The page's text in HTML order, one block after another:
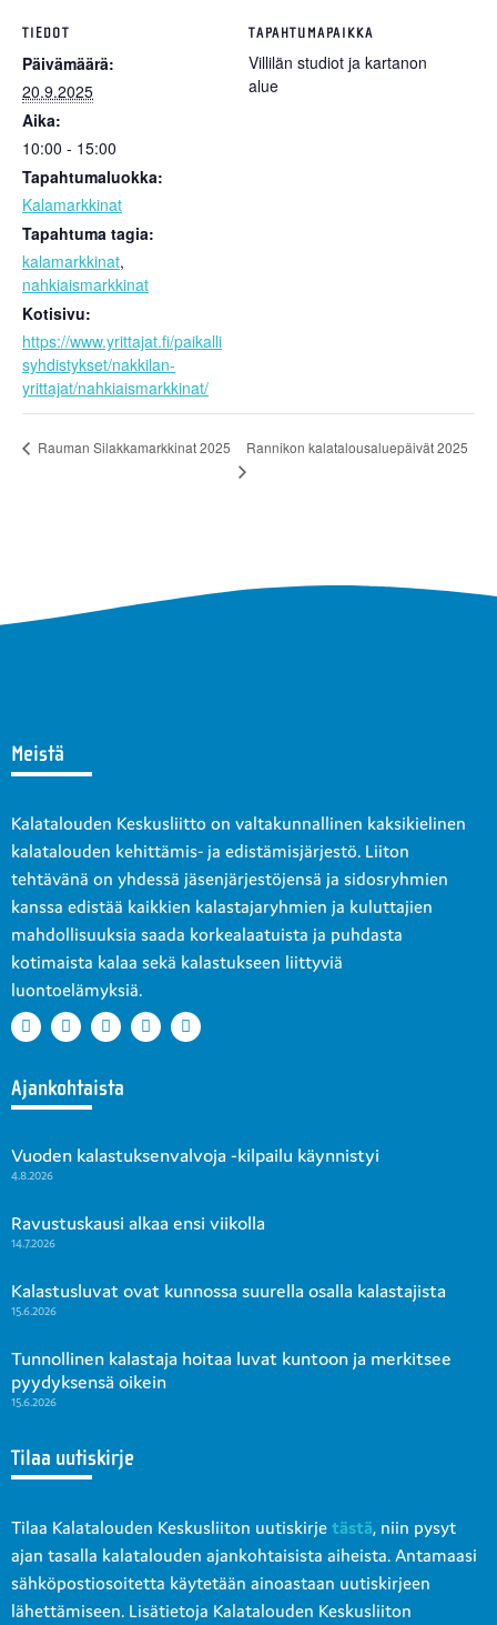
TIEDOT
Päivämäärä:
20.9.2025
Aika:
10:00 - 15:00
Tapahtumaluokka:
Kalamarkkinat
Tapahtuma tagia:
kalamarkkinat,
nahkiaismarkkinat
Kotisivu:
https://www.yrittajat.fi/paikalli
syhdistykset/nakkilan-
yrittajat/nahkiaismarkkinat/
TAPAHTUMAPAIKKA
Villilän studiot ja kartanon
alue
Rauman Silakkamarkkinat 2025 Rannikon kalatalousaluepäivät 2025
Meistä
Kalatalouden Keskusliitto on valtakunnallinen kaksikielinen
kalatalouden kehittämis- ja edistämisjärjestö. Liiton
tehtävänä on yhdessä jäsenjärjestöjensä ja sidosryhmien
kanssa edistää kaikkien kalastajaryhmien ja kuluttajien
mahdollisuuksia saada korkealaatuista ja puhdasta
kotimaista kalaa sekä kalastukseen liittyviä
luontoelämyksiä.
Ajankohtaista
Vuoden kalastuksenvalvoja -kilpailu käynnistyi
4.8.2026
Ravustuskausi alkaa ensi viikolla
14.7.2026
Kalastusluvat ovat kunnossa suurella osalla kalastajista
15.6.2026
Tunnollinen kalastaja hoitaa luvat kuntoon ja merkitsee
pyydyksensä oikein
15.6.2026
Tilaa uutiskirje
Tilaa Kalatalouden Keskusliiton uutiskirje tästä, niin pysyt
ajan tasalla kalatalouden ajankohtaisista aiheista. Antamaasi
sähköpostiosoitetta käytetään ainoastaan uutiskirjeen
lähettämiseen. Lisätietoja Kalatalouden Keskusliiton